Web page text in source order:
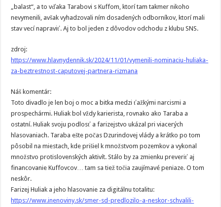
„balast“, a to vďaka Tarabovi s Kuffom, ktorí tam takmer nikoho
nevymenili, avšak vyhadzovali ním dosadených odborníkov, ktorí mali
stav vecí napraviť. Aj to bol jeden z dôvodov odchodu z klubu SNS.
zdroj:
https://www.hlavnydennik.sk/2024/11/01/vymenili-nominaciu-huliaka-
za-beztrestnost-caputovej-partnera-rizmana
Náš komentár:
Toto divadlo je len boj o moc a bitka medzi ťažkými narcismi a
prospechármi. Huliak bol vždy karierista, rovnako ako Taraba a
ostatní. Huliak svoju podlosť a farizejstvo ukázal pri viacerých
hlasovaniach. Taraba ešte počas Dzurindovej vlády a krátko po tom
pôsobil na miestach, kde prišiel k množstvom pozemkov a vykonal
množstvo protislovenských aktivít. Stálo by za zmienku preveriť aj
financovanie Kuffovcov… tam sa tiež točia zaujímavé peniaze. O tom
neskôr.
Farizej Huliak a jeho hlasovanie za digitálnu totalitu:
https://www.inenoviny.sk/smer-sd-predlozilo-a-neskor-schvalili-